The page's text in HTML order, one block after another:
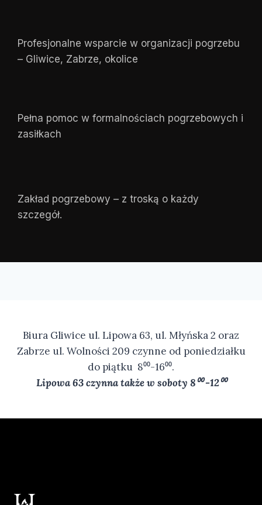
Profesjonalne wsparcie w organizacji pogrzebu
– Gliwice, Zabrze, okolice
Pełna pomoc w formalnościach pogrzebowych i
zasiłkach
Zakład pogrzebowy – z troską o każdy
szczegół.
Biura Gliwice ul. Lipowa 63, ul. Młyńska 2 oraz
Zabrze ul. Wolności 209 czynne od poniedziałku
do piątku 8⁰⁰-16⁰⁰.
Lipowa 63 czynna także w soboty 8⁰⁰ -12⁰⁰